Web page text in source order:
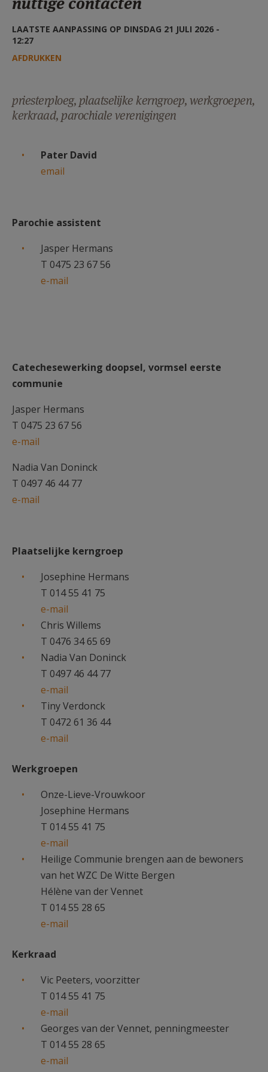
AANMELDEN OF REGISTREREN
LAATSTE AANPASSING OP DINSDAG 21 JULI 2026 -
12:27
AFDRUKKEN
priesterploeg, plaatselijke kerngroep, werkgroepen,
kerkraad, parochiale verenigingen
Pater David
email
Parochie assistent
Jasper Hermans
T 0475 23 67 56
e-mail
Catechesewerking doopsel, vormsel eerste
communie
Jasper Hermans
T 0475 23 67 56
e-mail
Nadia Van Doninck
T 0497 46 44 77
e-mail
Plaatselijke kerngroep
Josephine Hermans
T 014 55 41 75
e-mail
Chris Willems
T 0476 34 65 69
Nadia Van Doninck
T 0497 46 44 77
e-mail
Tiny Verdonck
T 0472 61 36 44
e-mail
Werkgroepen
Onze-Lieve-Vrouwkoor
Josephine Hermans
T 014 55 41 75
e-mail
Heilige Communie brengen aan de bewoners
van het WZC De Witte Bergen
Hélène van der Vennet
T 014 55 28 65
e-mail
Kerkraad
Vic Peeters, voorzitter
T 014 55 41 75
e-mail
Georges van der Vennet, penningmeester
T 014 55 28 65
e-mail